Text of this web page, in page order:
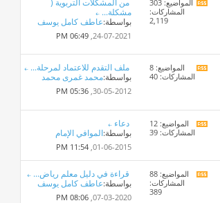
مشاهدة
تغذيات
المواضيع: 303
المشاركات:
2,119
مشكلة...
بواسطة:عاطف كامل يوسف
24-07-2021,
06:49 PM
مشاهدة
تغذيات
المواضيع: 8
المشاركات: 40
ملف التقدم للاعتماد لمرحلة...
بواسطة:محمد غمرى محمد
30-05-2012,
05:36 PM
مشاهدة
تغذيات
المواضيع: 12
المشاركات: 39
دعاء
بواسطة:الموافي الإمام
01-06-2015,
11:54 PM
مشاهدة
تغذيات
المواضيع: 88
المشاركات:
389
قراءة في دليل معلم رياض...
بواسطة:عاطف كامل يوسف
07-03-2020,
08:06 PM